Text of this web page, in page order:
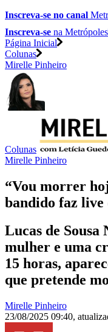
Inscreva-se no canal
Inscreva-se na
Página Inicial
Colunas
Mirelle Pinheiro
Colunas
Mirelle Pinheiro
“Vou morrer
bandido faz live
Lucas de Sousa
mulher e uma
15 horas,
que pretende
Mirelle Pinheiro
23/08/2025 09:40,